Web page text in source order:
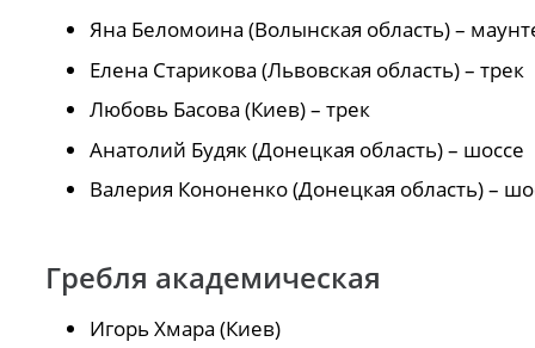
Яна Беломоина (Волынская область) –
Елена Старикова (Львовская область) – трек
Любовь Басова (Киев) – трек
Анатолий Будяк (Донецкая область) – шоссе
Валерия Кононенко (Донецкая область) –
Гребля академическая
Игорь Хмара (Киев)